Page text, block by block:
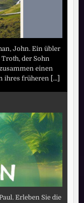
John. Ein übler
der Sohn
einen
ihres früheren [...]
Erleben Sie die